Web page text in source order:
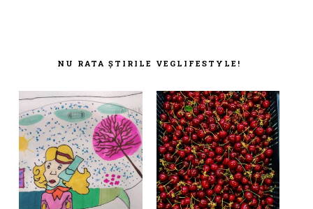
NU RATA ȘTIRILE VEGLIFESTYLE!